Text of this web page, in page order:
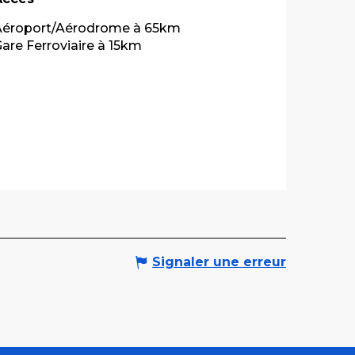
Aérodrome à 65km
Ferroviaire à 15km
Signaler une erreur